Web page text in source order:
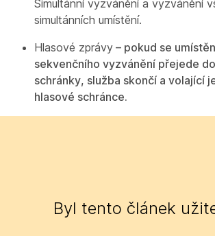
Simultánní vyzvánění a vyzvánění
simultánních umístění.
Hlasové zprávy – pokud se
sekvenčního vyzvánění přejede
schránky, služba skončí a volající
hlasové schránce.
Byl tento článek